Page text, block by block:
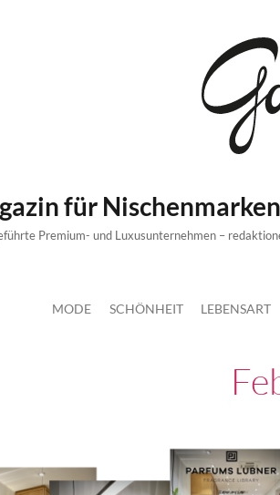
für Nischenmarken
Premium- und Luxusunternehmen –
MODE SCHÖNHEIT LEBENSART